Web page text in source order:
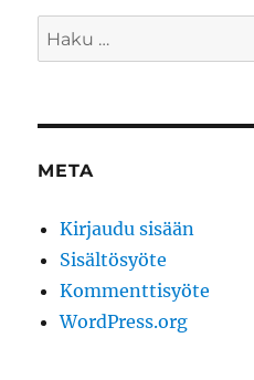
Etsi:
META
Kirjaudu sisään
Sisältösyöte
Kommenttisyöte
WordPress.org